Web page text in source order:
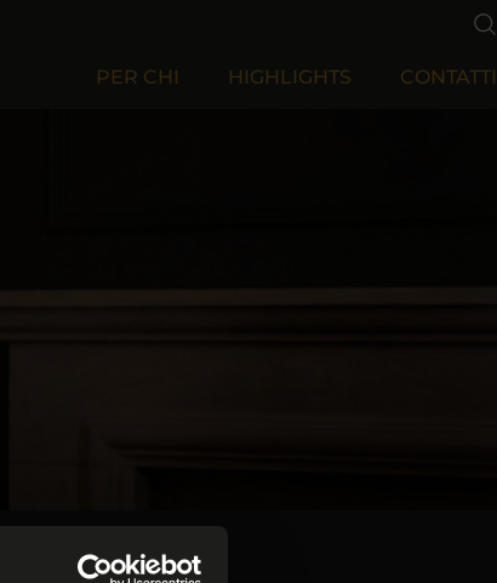
PER CHI HIGHLIGHTS CONTATTI